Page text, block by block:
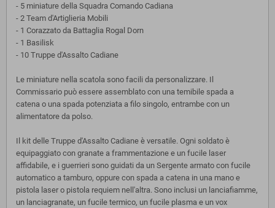
- 5 miniature della Squadra Comando Cadiana
- 2 Team d'Artiglieria Mobili
- 1 Corazzato da Battaglia Rogal Dorn
- 1 Basilisk
- 10 Truppe d'Assalto Cadiane
Le miniature nella scatola sono facili da personalizzare. Il
Commissario può essere assemblato con una temibile spada a
catena o una spada potenziata a filo singolo, entrambe con un
alimentatore da polso.
Il kit delle Truppe d'Assalto Cadiane è versatile. Ogni soldato è
equipaggiato con granate a frammentazione e un fucile laser
affidabile, e i guerrieri sono guidati da un Sergente armato con fucile
automatico a tamburo, oppure con spada a catena in una mano e
pistola laser o pistola requiem nell'altra. Sono inclusi un lanciafiamme,
un lanciagranate, un fucile termico, un fucile plasma e un vox